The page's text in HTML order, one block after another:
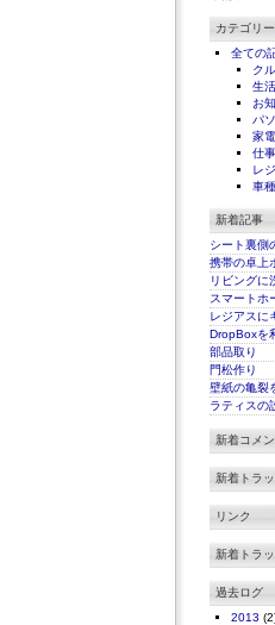
カテゴリー
全ての
ク
生活
お
パ
家
仕事
レ
車
新着記事
シート裏側
携帯の卓上
リビングに
スマートホ
レジアスに
DropBoxを
部品取り
門松作り
壁紙の亀裂
ラティスの
新着コメン
新着トラ
リンク
新着トラ
過去ログ
2013